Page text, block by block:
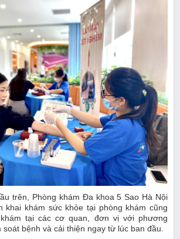
trên, Phòng khám Đa khoa 5 Sao Hà Nội
khai khám sức khỏe tại phòng khám cũng
tại các cơ quan, đơn vị với phương
bệnh và cải thiện ngay từ lúc ban đầu.